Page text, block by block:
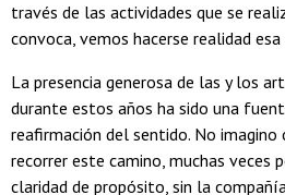
través de las actividades que se
convoca, vemos hacerse realidad esa
La presencia generosa de las y los
durante estos años ha sido una
reafirmación del sentido. No
recorrer este camino, muchas veces
claridad de propósito, sin la